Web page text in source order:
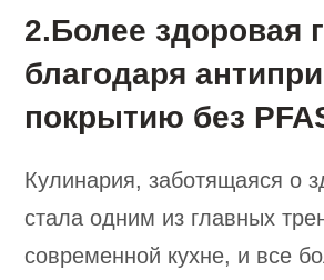
2.Более здоровая
благодаря
покрытию без
Кулинария, заботящаяся о
стала одним из главных
современной кухне, и все